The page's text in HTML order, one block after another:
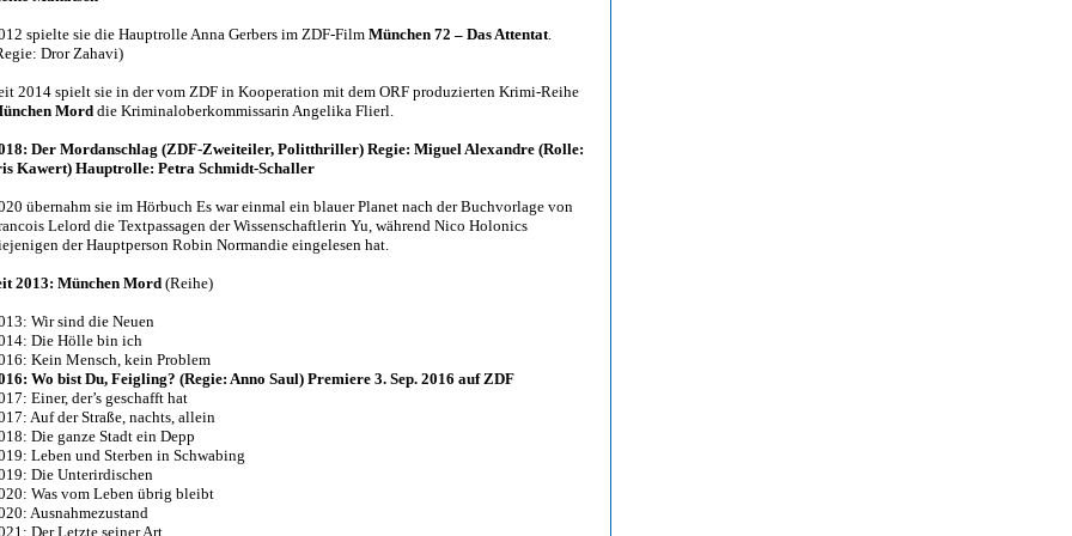
spielte sie die Hauptrolle Anna Gerbers im ZDF-Film München 72 – Das Attentat.
Dror Zahavi)
2014 spielt sie in der vom ZDF in Kooperation mit dem ORF produzierten Krimi-Reihe
Mord die Kriminaloberkommissarin Angelika Flierl.
Der Mordanschlag (ZDF-Zweiteiler, Politthriller) Regie: Miguel Alexandre (Rolle:
Kawert) Hauptrolle: Petra Schmidt-Schaller
übernahm sie im Hörbuch Es war einmal ein blauer Planet nach der Buchvorlage von
Lelord die Textpassagen der Wissenschaftlerin Yu, während Nico Holonics
der Hauptperson Robin Normandie eingelesen hat.
2013: München Mord (Reihe)
Wir sind die Neuen
Die Hölle bin ich
Kein Mensch, kein Problem
Wo bist Du, Feigling? (Regie: Anno Saul) Premiere 3. Sep. 2016 auf ZDF
Einer, der’s geschafft hat
Auf der Straße, nachts, allein
Die ganze Stadt ein Depp
Leben und Sterben in Schwabing
Die Unterirdischen
Was vom Leben übrig bleibt
Ausnahmezustand
Der Letzte seiner Art